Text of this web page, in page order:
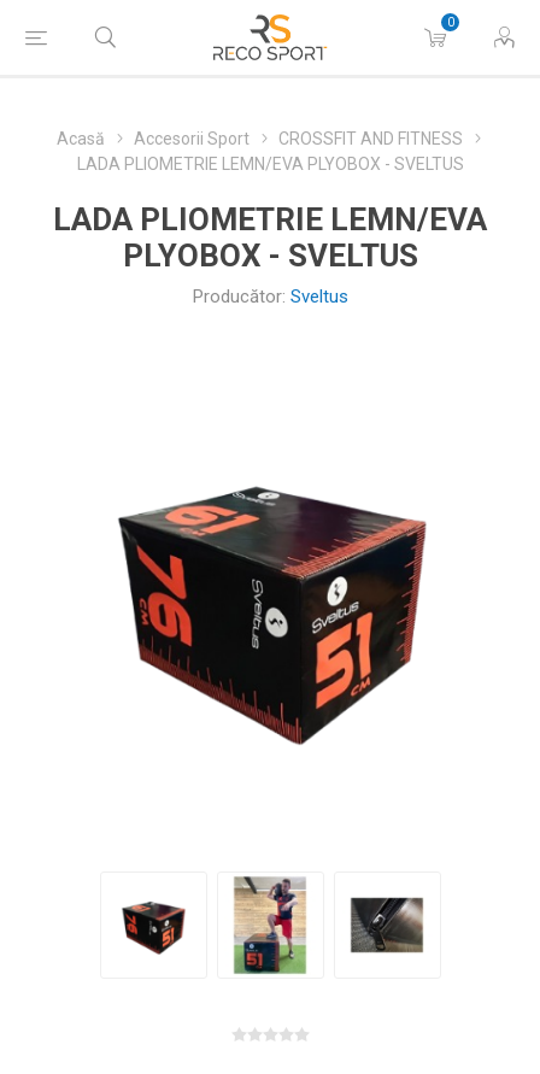
0
Acasă Accesorii Sport
CROSSFIT AND FITNESS
LADA PLIOMETRIE LEMN/EVA PLYOBOX - SVELTUS
LADA PLIOMETRIE LEMN/EVA
PLYOBOX - SVELTUS
Producător: Sveltus